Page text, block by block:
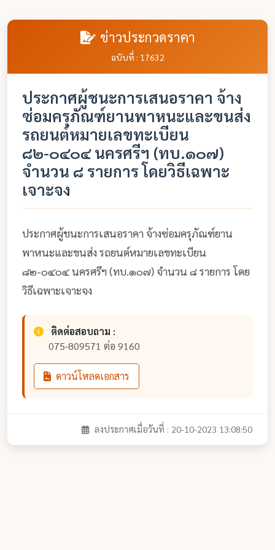
ข่าวประกวดราคา
ฉบับที่ : 17632
ประกาศผู้ชนะการเสนอราคา จ้าง
ซ่อมครุภัณฑ์ยานพาหนะและขนส่ง
รถยนต์หมายเลขทะเบียน
๘๒-๐๔๐๔ นครศรีฯ (ทบ.๑๐๗)
จำนวน ๘ รายการ โดยวิธีเฉพาะ
เจาะจง
ประกาศผู้ชนะการเสนอราคา จ้างซ่อมครุภัณฑ์ยาน
พาหนะและขนส่ง รถยนต์หมายเลขทะเบียน
๘๒-๐๔๐๔ นครศรีฯ (ทบ.๑๐๗) จำนวน ๘ รายการ โดย
วิธีเฉพาะเจาะจง
ติดต่อสอบถาม :
075-809571 ต่อ 9160
ดาวน์โหลดเอกสาร
ลงประกาศเมื่อวันที่ : 20-10-2023 13:08:50